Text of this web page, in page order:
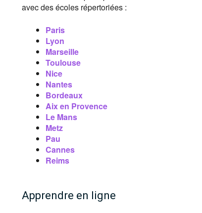
avec des écoles répertoriées :
Paris
Lyon
Marseille
Toulouse
Nice
Nantes
Bordeaux
Aix en Provence
Le Mans
Metz
Pau
Cannes
Reims
Apprendre en ligne